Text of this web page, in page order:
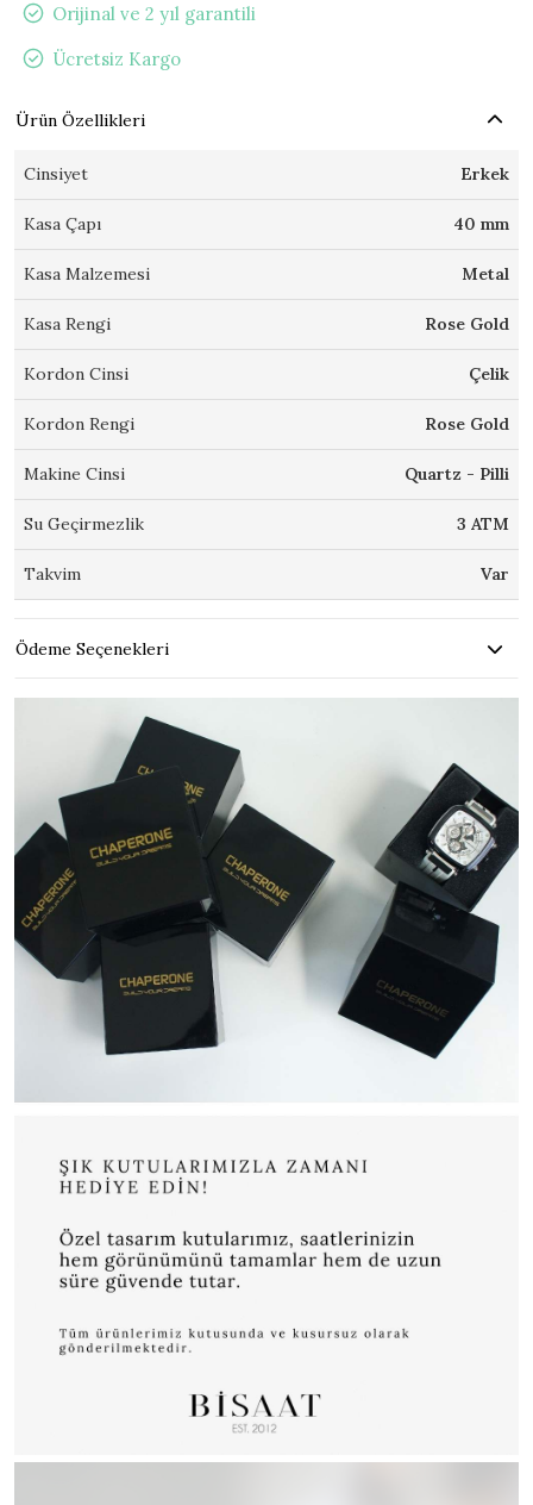
Orijinal ve 2 yıl garantili
Ücretsiz Kargo
Ürün Özellikleri
Cinsiyet Erkek
Kasa Çapı 40 mm
Kasa Malzemesi Metal
Kasa Rengi Rose Gold
Kordon Cinsi Çelik
Kordon Rengi Rose Gold
Makine Cinsi Quartz - Pilli
Su Geçirmezlik 3 ATM
Takvim Var
Ödeme Seçenekleri